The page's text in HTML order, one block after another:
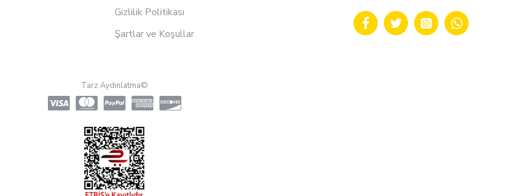
Gizlilik Politikası
Şartlar ve Koşullar
Tarz Aydınlatma©